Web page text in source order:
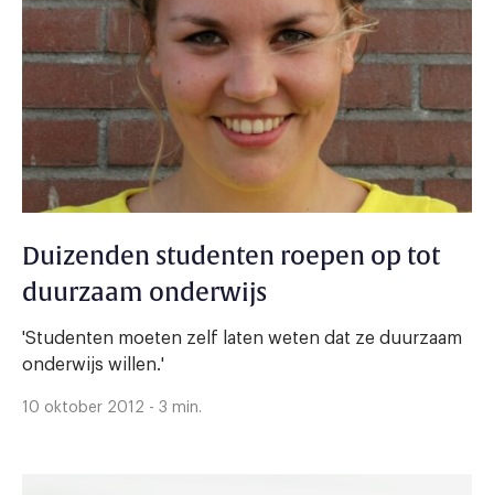
Duizenden studenten roepen op tot
duurzaam onderwijs
'Studenten moeten zelf laten weten dat ze duurzaam
onderwijs willen.'
10 oktober 2012 - 3 min.